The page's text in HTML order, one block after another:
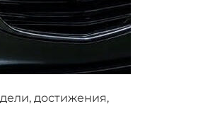
достижения,